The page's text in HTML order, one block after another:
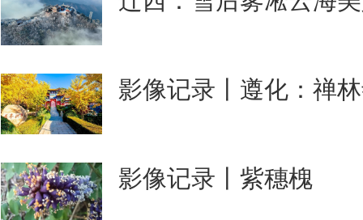
影像记录丨遵化：禅
影像记录丨紫穗槐